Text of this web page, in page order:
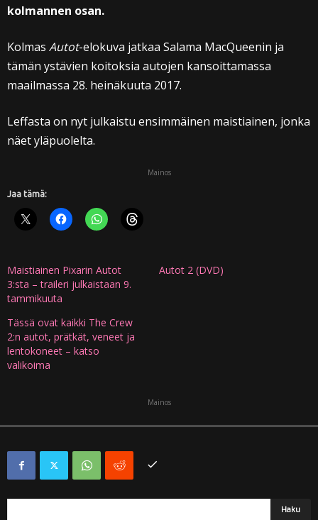
kolmannen osan.
Kolmas Autot-elokuva jatkaa Salama MacQueenin ja
tämän ystävien koitoksia autojen kansoittamassa
maailmassa 28. heinäkuuta 2017.
Leffasta on nyt julkaistu ensimmäinen maistiainen, jonka
näet yläpuolelta.
Mainos
Jaa tämä:
Maistiainen Pixarin Autot
3:sta – traileri julkaistaan 9.
tammikuuta
Autot 2 (DVD)
Tässä ovat kaikki The Crew
2:n autot, prätkät, veneet ja
lentokoneet – katso
valikoima
Mainos